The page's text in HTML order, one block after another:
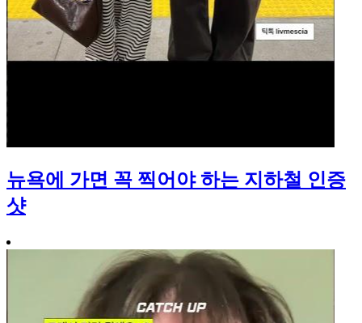
뉴욕에 가면 꼭 찍어야 하는 지하철 인증
샷